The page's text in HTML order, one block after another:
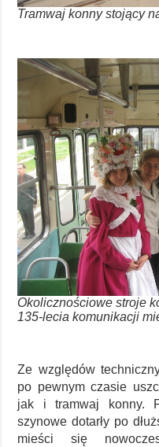
Tramwaj konny stojący
Okolicznościowe stroje
135-lecia komunikacji
Ze względów
po pewnym czasie
jak i tramwaj konny.
szynowe dotarły po
mieści się